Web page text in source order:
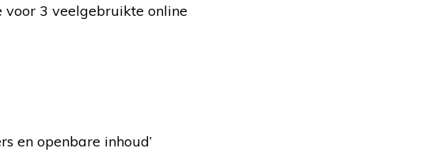
voor 3 veelgebruikte online
en openbare inhoud’